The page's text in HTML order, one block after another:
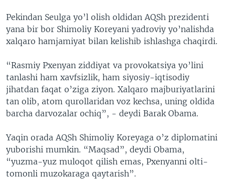
VIDEO
XABARLAR SURATLARDA
ODNOKLASSNIKI
TELEGRAM
SOUNDCLOUD
Pekindan Seulga yo’l olish oldidan AQSh prezidenti
yana bir bor Shimoliy Koreyani yadroviy yo’nalishda
xalqaro hamjamiyat bilan kelishib ishlashga chaqirdi.
“Rasmiy Pxenyan ziddiyat va provokatsiya yo’lini
tanlashi ham xavfsizlik, ham siyosiy-iqtisodiy
jihatdan faqat o’ziga ziyon. Xalqaro majburiyatlarini
tan olib, atom qurollaridan voz kechsa, uning oldida
barcha darvozalar ochiq”, - deydi Barak Obama.
Yaqin orada AQSh Shimoliy Koreyaga o’z diplomatini
yuborishi mumkin. “Maqsad”, deydi Obama,
“yuzma-yuz muloqot qilish emas, Pxenyanni olti-
tomonli muzokaraga qaytarish”.